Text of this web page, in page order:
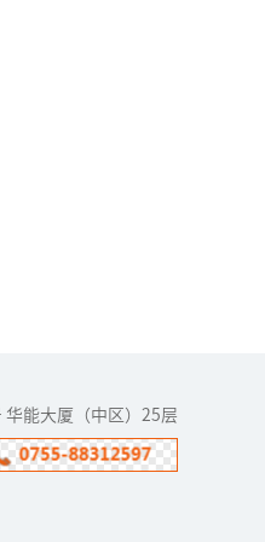
能大厦（中区）25层